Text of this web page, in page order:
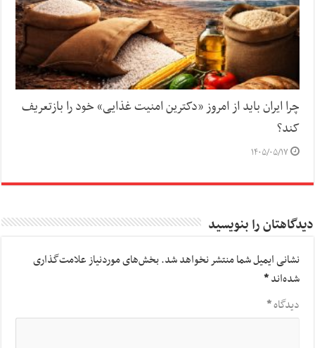
چرا ایران باید از امروز «دکترین امنیت غذایی» خود را بازتعریف
کند؟
۱۴۰۵/۰۵/۱۷
دیدگاهتان را بنویسید
نشانی ایمیل شما منتشر نخواهد شد.بخش‌های موردنیاز علامت‌گذاری
شده‌اند*
دیدگاه*